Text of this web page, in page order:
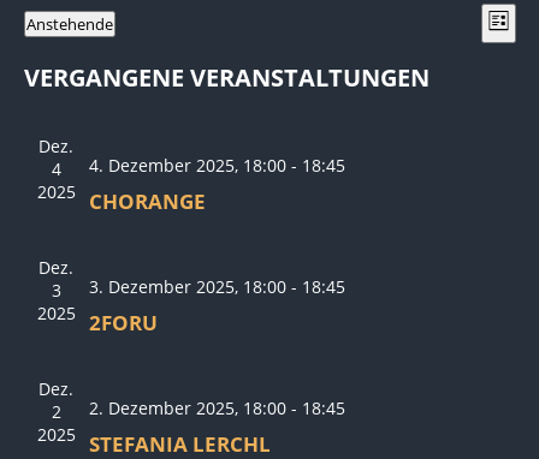
Liste
Anstehende
wählen.
VERGANGENE VERANSTALTUNGEN
Dez.
4
2025
4. Dezember 2025, 18:00- 18:45
CHORANGE
Dez.
3
2025
3. Dezember 2025, 18:00- 18:45
2FORU
Dez.
2
2025
2. Dezember 2025, 18:00- 18:45
STEFANIA LERCHL